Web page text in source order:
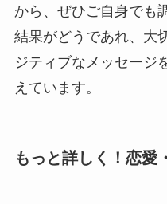
から、ぜひご自身でも
結果がどうであれ、大
ジティブなメッセージ
えています。
もっと詳しく！恋愛